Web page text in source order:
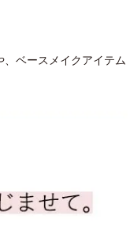
ベースメイクアイテム